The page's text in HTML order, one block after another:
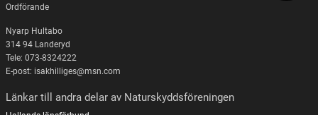
Ordförande
Nyarp Hultabo
314 94 Landeryd
Tele: 073-8324222
E-post: isakhilliges@msn.com
Länkar till andra delar av Naturskyddsföreningen